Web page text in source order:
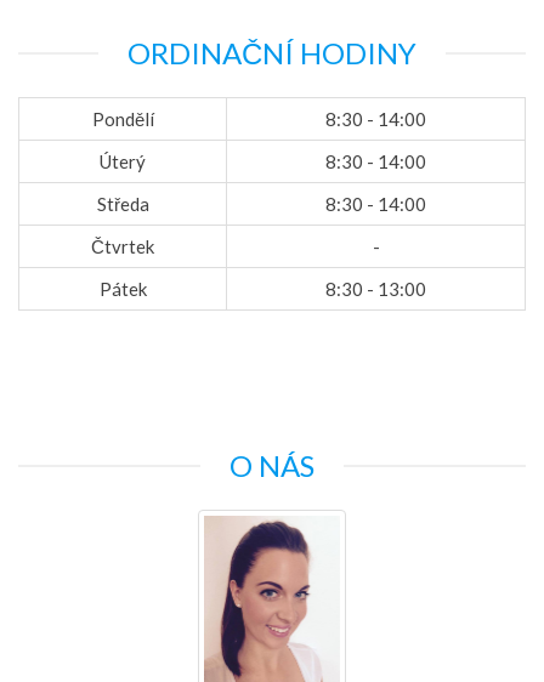
ORDINAČNÍ HODINY
Pondělí
8:30 - 14:00
Úterý
8:30 - 14:00
Středa
8:30 - 14:00
Čtvrtek
-
Pátek
8:30 - 13:00
O NÁS